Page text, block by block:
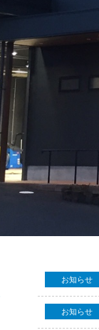
お知らせ
お知らせ